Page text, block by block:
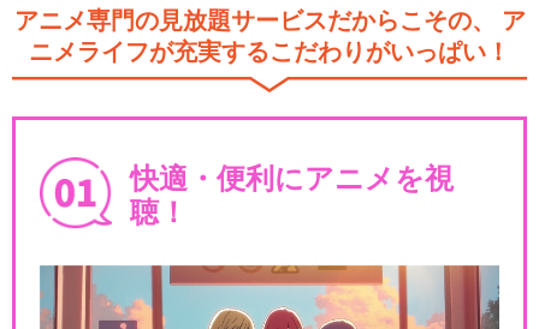
アニメ専門の見放題サービスだからこその、
ア
ニメライフが充実するこだわりがいっぱい！
快適・便利にアニメを視
聴！